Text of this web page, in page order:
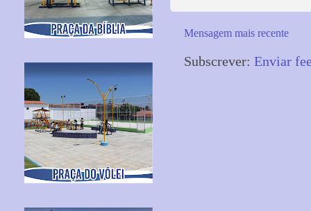
Mensagem mais recente
Subscrever: Enviar